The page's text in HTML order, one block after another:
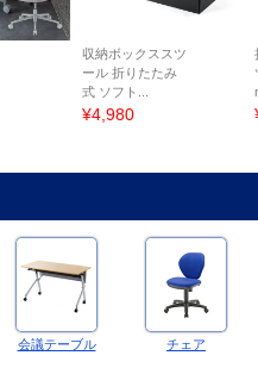
収納ボックススツ
ール 折りたたみ
式 ソフト...
¥4,980
会議テーブル チェア